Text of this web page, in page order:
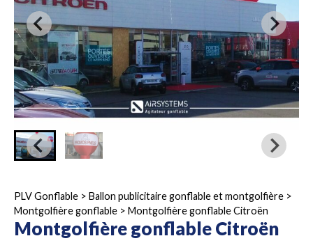
PLV Gonflable > Ballon publicitaire gonflable et montgolfière >
Montgolfière gonflable > Montgolfière gonflable Citroën
Montgolfière gonflable Citroën